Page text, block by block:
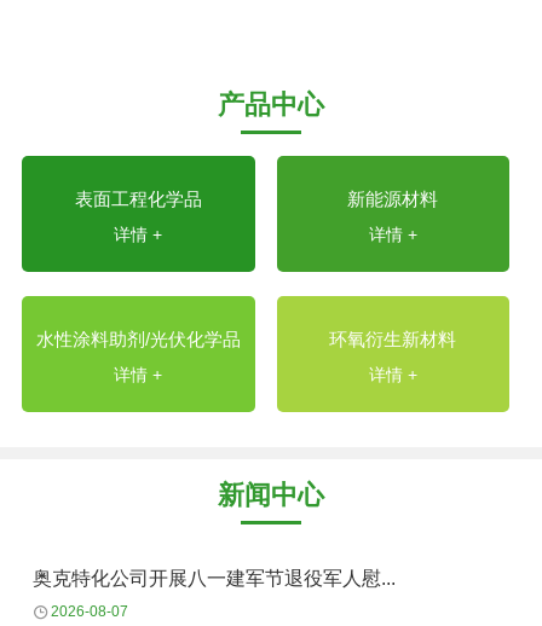
产品中心
表面工程化学品
详情 +
新能源材料
详情 +
水性涂料助剂/光伏化学品
详情 +
环氧衍生新材料
详情 +
新闻中心
奥克特化公司开展八一建军节退役军人慰...
2026-08-07